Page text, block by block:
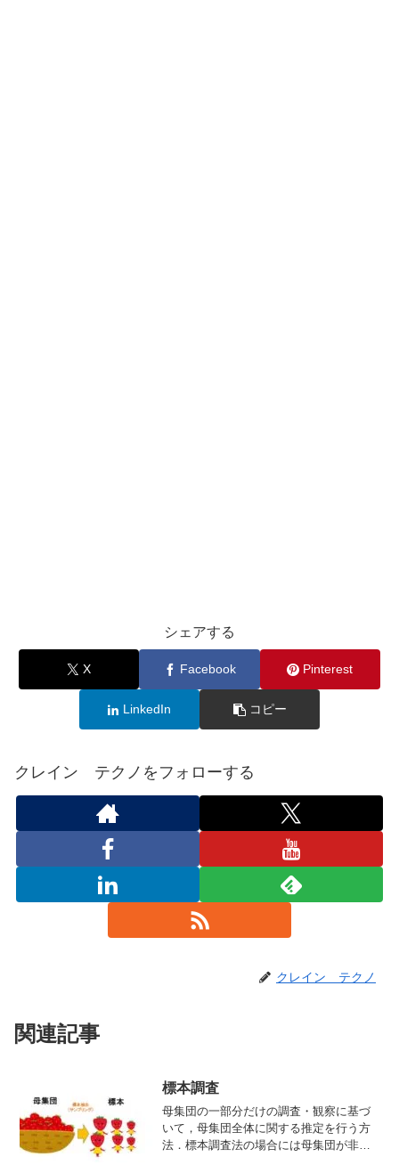
シェアする
X Facebook Pinterest
LinkedIn コピー
クレイン テクノをフォローする
クレイン テクノ
関連記事
標本調査
母集団の一部分だけの調査・観察に基づ
いて，母集団全体に関する推定を行う方
法．標本調査法の場合には母集団が非常